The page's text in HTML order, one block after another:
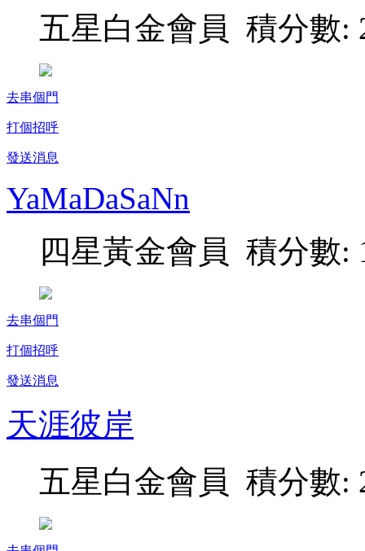
五星白金會員 積分數:
去串個門
打個招呼
發送消息
YaMaDaSaNn
四星黃金會員 積分數:
去串個門
打個招呼
發送消息
天涯彼岸
五星白金會員 積分數: